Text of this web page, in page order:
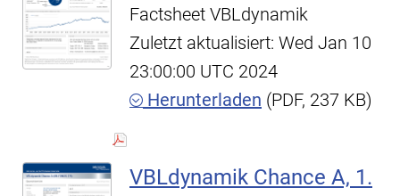
Factsheet VBLdynamik
Zuletzt aktualisiert: Wed Jan 10
23:00:00 UTC 2024
Herunterladen (PDF, 237 KB)
VBLdynamik Chance A, 1.